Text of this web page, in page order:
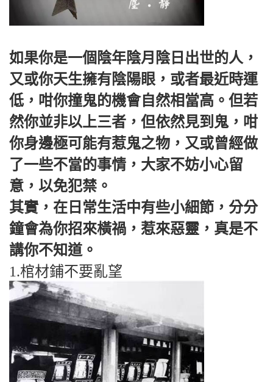
如果你是一個陰年陰月陰日出世的人，
又或你天生擁有陰陽眼，或者最近時運
低，咁你撞鬼的機會自然相當高。但若
然你並非以上三者，但依然見到鬼，咁
你身邊極可能有惹鬼之物，又或曾經做
了一些不當的事情，大家不妨小心留
意，以免犯禁。
其實，在日常生活中有些小細節，分分
鐘會為你招來橫禍，惹來惡靈，真是不
講你不知道。
1.棺材鋪不要亂望